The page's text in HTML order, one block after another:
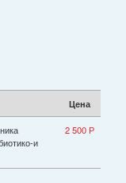
Цена
и
2 500 Р